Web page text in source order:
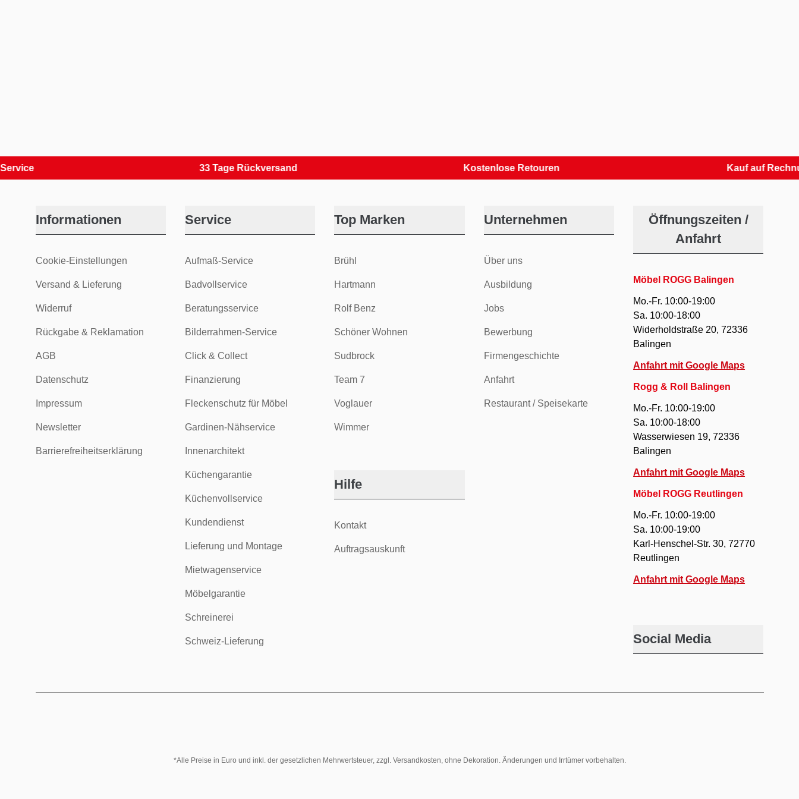
33 Tage Rückversand Kostenlose Retouren Kauf auf Rechnung
Informationen
Cookie-Einstellungen
Versand & Lieferung
Widerruf
Rückgabe & Reklamation
AGB
Datenschutz
Impressum
Newsletter
Barrierefreiheitserklärung
Service
Aufmaß-Service
Badvollservice
Beratungsservice
Bilderrahmen-Service
Click & Collect
Finanzierung
Fleckenschutz für Möbel
Gardinen-Nähservice
Innenarchitekt
Küchengarantie
Küchenvollservice
Kundendienst
Lieferung und Montage
Mietwagenservice
Möbelgarantie
Schreinerei
Schweiz-Lieferung
Top Marken
Brühl
Hartmann
Rolf Benz
Schöner Wohnen
Sudbrock
Team 7
Voglauer
Wimmer
Hilfe
Kontakt
Auftragsauskunft
Unternehmen
Über uns
Ausbildung
Jobs
Bewerbung
Firmengeschichte
Anfahrt
Restaurant / Speisekarte
Öffnungszeiten /
Anfahrt
Möbel ROGG Balingen
Mo.-Fr. 10:00-19:00
Sa. 10:00-18:00
Widerholdstraße 20, 72336
Balingen
Anfahrt mit Google Maps
Rogg & Roll Balingen
Mo.-Fr. 10:00-19:00
Sa. 10:00-18:00
Wasserwiesen 19, 72336
Balingen
Anfahrt mit Google Maps
Möbel ROGG Reutlingen
Mo.-Fr. 10:00-19:00
Sa. 10:00-19:00
Karl-Henschel-Str. 30, 72770
Reutlingen
Anfahrt mit Google Maps
Social Media
*Alle Preise in Euro und inkl. der gesetzlichen Mehrwertsteuer, zzgl. Versandkosten, ohne Dekoration. Änderungen und Irrtümer vorbehalten.